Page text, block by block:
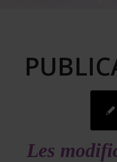
Les